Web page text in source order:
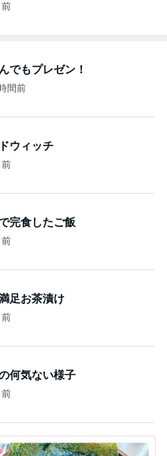
前
でもプレゼン！
間前
ウィッチ
完食したご飯
足お茶漬け
前
何気ない様子